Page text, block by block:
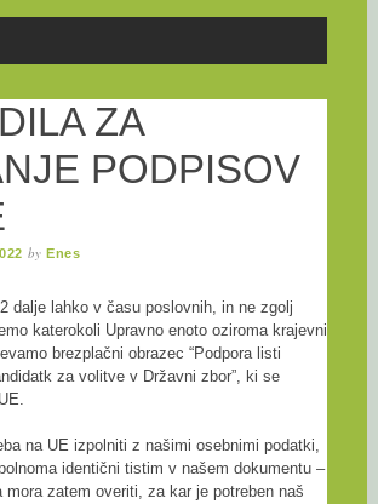
ZA
PODPISOV
byEnes
dalje lahko v času poslovnih, in ne zgolj
katerokoli Upravno enoto oziroma krajevni
brezplačni obrazec “Podpora listi
za volitve v Državni zbor”, ki se
na UE izpolniti z našimi osebnimi podatki,
identični tistim v našem dokumentu –
mora zatem overiti, za kar je potreben naš